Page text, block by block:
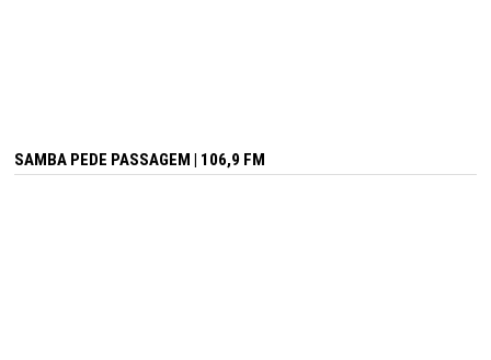
SAMBA PEDE PASSAGEM | 106,9 FM